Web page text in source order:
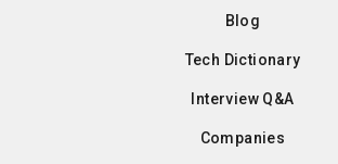
Blog
Tech Dictionary
Interview Q&A
Companies